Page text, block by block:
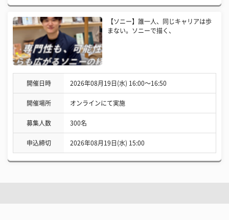
【ソニー】誰一人、同じキャリアは歩
まない。ソニーで描く、
開催日時 2026年08月19日(水) 16:00〜16:50
開催場所 オンラインにて実施
募集人数 300名
申込締切 2026年08月19日(水) 15:00